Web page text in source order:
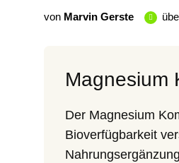
von Marvin Gerste
Magnesium
Der Magnesium
Bioverfügbarkeit